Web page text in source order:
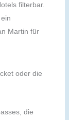
filterbar.
Martin für
oder die
die